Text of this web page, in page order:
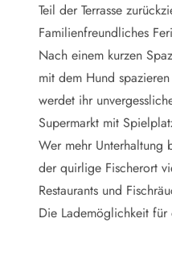
We love people
Esmark VIP Partnervorteile
Esmark KidsVIP
LEGOLAND® Rabatt
Urlaub mit Kindern
Urlaub mit Hund
Urlaub am Strand
Urlaub in der Natur
Finde Bernstein am Strand
Teil der Terrasse
Familienfreundliches
Nach einem kurzen
mit dem Hund
werdet ihr
Supermarkt mit
Wer mehr
der quirlige Fischerort
Restaurants und
Die Lademöglichkeit für